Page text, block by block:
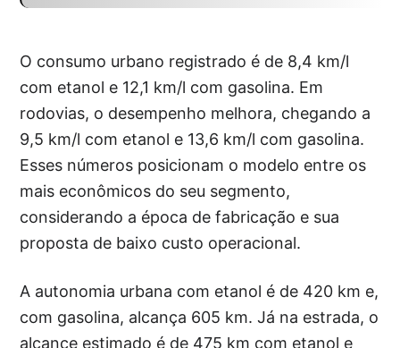
O consumo urbano registrado é de 8,4 km/l
com etanol e 12,1 km/l com gasolina. Em
rodovias, o desempenho melhora, chegando a
9,5 km/l com etanol e 13,6 km/l com gasolina.
Esses números posicionam o modelo entre os
mais econômicos do seu segmento,
considerando a época de fabricação e sua
proposta de baixo custo operacional.
A autonomia urbana com etanol é de 420 km e,
com gasolina, alcança 605 km. Já na estrada, o
alcance estimado é de 475 km com etanol e